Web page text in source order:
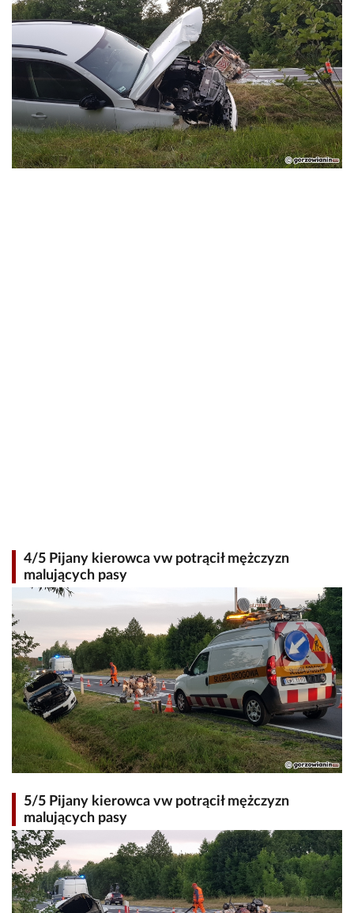
4/5 Pijany kierowca vw potrącił mężczyzn
malujących pasy
5/5 Pijany kierowca vw potrącił mężczyzn
malujących pasy